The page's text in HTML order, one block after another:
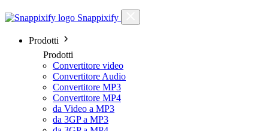
Snappixify
Prodotti
Prodotti
Convertitore video
Convertitore Audio
Convertitore MP3
Convertitore MP4
da Video a MP3
da 3GP a MP3